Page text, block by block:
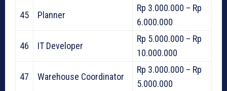
45 Planner
Rp 3.000.000 – Rp
6.000.000
46 IT Developer
Rp 5.000.000 – Rp
10.000.000
47 Warehouse Coordinator
Rp 3.000.000 – Rp
5.000.000